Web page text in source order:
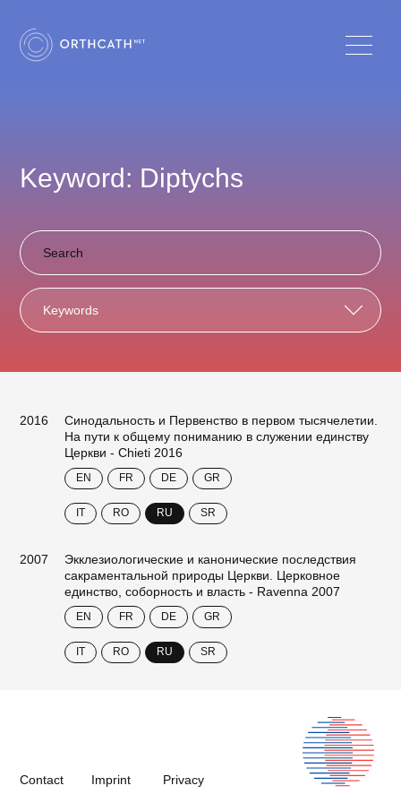
Keyword: Diptychs
Keywords
2016
Синодальность и Первенство в первом тысячелетии.
На пути к общему пониманию в служении единству
Церкви - Chieti 2016
EN FR DE GR
IT RO RU SR
2007
Экклезиологические и канонические последствия
сакраментальной природы Церкви. Церковное
единство, соборность и власть - Ravenna 2007
EN FR DE GR
IT RO RU SR
Contact Imprint Privacy